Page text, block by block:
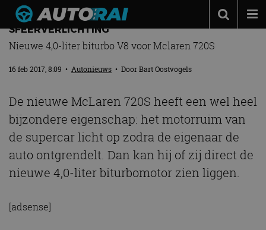
Autonieuws
Automerken
Adverteren
Contact
MotorRAI.nl
MOTORRUIM MCLAREN 720S HEEFT
SFEERVERLICHTING
Nieuwe 4,0-liter biturbo V8 voor Mclaren 720S
16 feb 2017, 8:09 • Autonieuws • DoorBart Oostvogels
De nieuwe McLaren 720S heeft een wel heel
bijzondere eigenschap: het motorruim van
de supercar licht op zodra de eigenaar de
auto ontgrendelt. Dan kan hij of zij direct de
nieuwe 4,0-liter biturbomotor zien liggen.
[adsense]